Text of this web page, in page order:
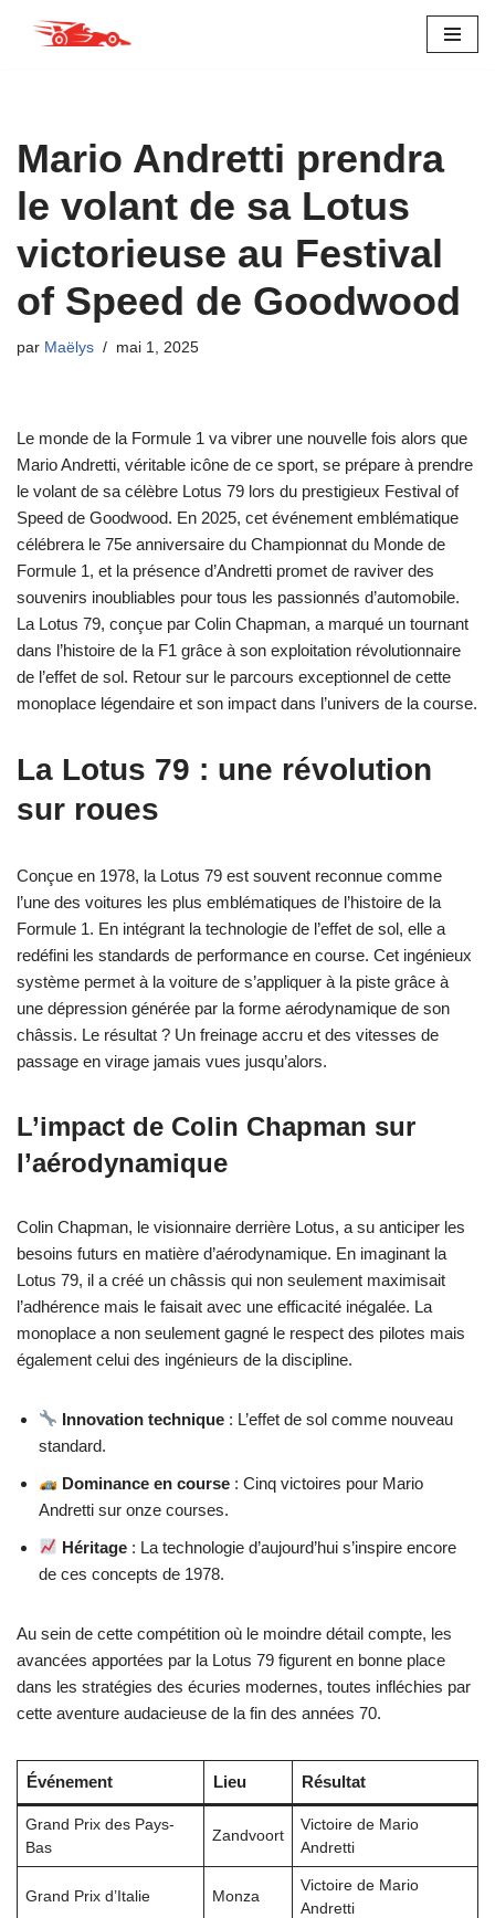
Mario Andretti prendra
le volant de sa Lotus
victorieuse au Festival
of Speed de Goodwood
par Maëlys mai 1, 2025
Le monde de la Formule 1 va vibrer une nouvelle fois alors que
Mario Andretti, véritable icône de ce sport, se prépare à prendre
le volant de sa célèbre Lotus 79 lors du prestigieux Festival of
Speed de Goodwood. En 2025, cet événement emblématique
célébrera le 75e anniversaire du Championnat du Monde de
Formule 1, et la présence d’Andretti promet de raviver des
souvenirs inoubliables pour tous les passionnés d’automobile.
La Lotus 79, conçue par Colin Chapman, a marqué un tournant
dans l’histoire de la F1 grâce à son exploitation révolutionnaire
de l’effet de sol. Retour sur le parcours exceptionnel de cette
monoplace légendaire et son impact dans l’univers de la course.
La Lotus 79 : une révolution
sur roues
Conçue en 1978, la Lotus 79 est souvent reconnue comme
l’une des voitures les plus emblématiques de l’histoire de la
Formule 1. En intégrant la technologie de l’effet de sol, elle a
redéfini les standards de performance en course. Cet ingénieux
système permet à la voiture de s’appliquer à la piste grâce à
une dépression générée par la forme aérodynamique de son
châssis. Le résultat ? Un freinage accru et des vitesses de
passage en virage jamais vues jusqu’alors.
L’impact de Colin Chapman sur
l’aérodynamique
Colin Chapman, le visionnaire derrière Lotus, a su anticiper les
besoins futurs en matière d’aérodynamique. En imaginant la
Lotus 79, il a créé un châssis qui non seulement maximisait
l’adhérence mais le faisait avec une efficacité inégalée. La
monoplace a non seulement gagné le respect des pilotes mais
également celui des ingénieurs de la discipline.
Innovation technique : L’effet de sol comme nouveau
standard.
Dominance en course : Cinq victoires pour Mario
Andretti sur onze courses.
Héritage : La technologie d’aujourd’hui s’inspire encore
de ces concepts de 1978.
Au sein de cette compétition où le moindre détail compte, les
avancées apportées par la Lotus 79 figurent en bonne place
dans les stratégies des écuries modernes, toutes infléchies par
cette aventure audacieuse de la fin des années 70.
Événement Lieu Résultat
Grand Prix des Pays-
Bas
Zandvoort
Victoire de Mario
Andretti
Grand Prix d’Italie Monza
Victoire de Mario
Andretti